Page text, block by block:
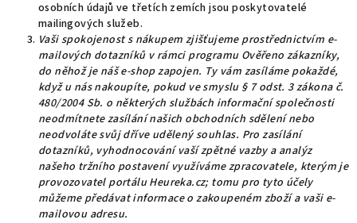
osobních údajů ve třetích zemích jsou poskytovatelé
mailingových služeb.
Vaši spokojenost s nákupem zjišťujeme prostřednictvím e-
mailových dotazníků v rámci programu Ověřeno zákazníky,
do něhož je náš e-shop zapojen. Ty vám zasíláme pokaždé,
když u nás nakoupíte, pokud ve smyslu § 7 odst. 3 zákona č.
480/2004 Sb. o některých službách informační společnosti
neodmítnete zasílání našich obchodních sdělení nebo
neodvoláte svůj dříve udělený souhlas. Pro zasílání
dotazníků, vyhodnocování vaší zpětné vazby a analýz
našeho tržního postavení využíváme zpracovatele, kterým je
provozovatel portálu Heureka.cz; tomu pro tyto účely
můžeme předávat informace o zakoupeném zboží a vaši e-
mailovou adresu.